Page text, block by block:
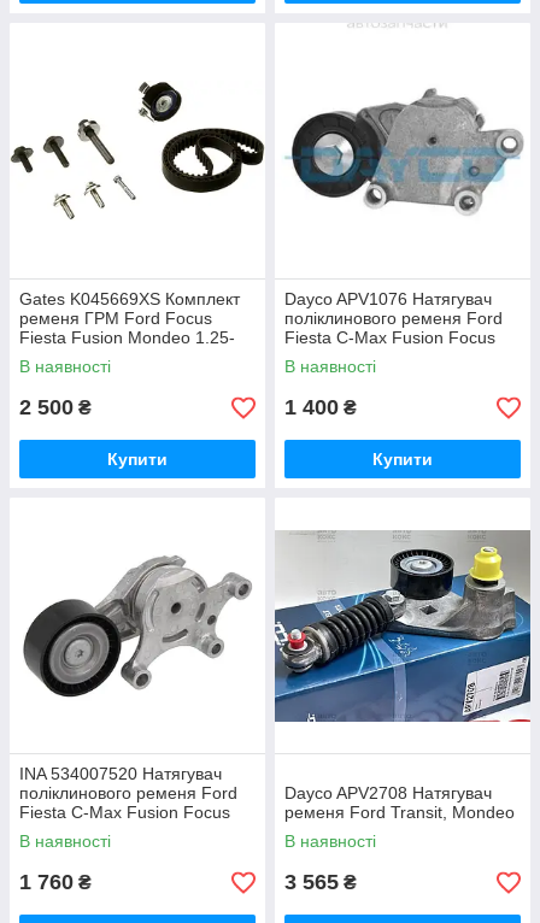
Gates K045669XS Комплект
ременя ГРМ Ford Focus
Fiesta Fusion Mondeo 1.25-
1.6
В наявності
2 500 ₴
Купити
Dayco APV1076 Натягувач
поліклинового ременя Ford
Fiesta C-Max Fusion Focus
В наявності
1 400 ₴
Купити
INA 534007520 Натягувач
поліклинового ременя Ford
Fiesta C-Max Fusion Focus
В наявності
1 760 ₴
Dayco APV2708 Натягувач
ременя Ford Transit, Mondeo
В наявності
3 565 ₴